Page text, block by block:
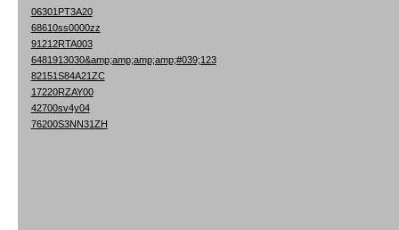
06301PT3A20
68610ss0000zz
91212RTA003
6481913030&amp;amp;amp;amp;#039;123
82151S84A21ZC
17220RZAY00
42700sv4y04
76200S3NN31ZH